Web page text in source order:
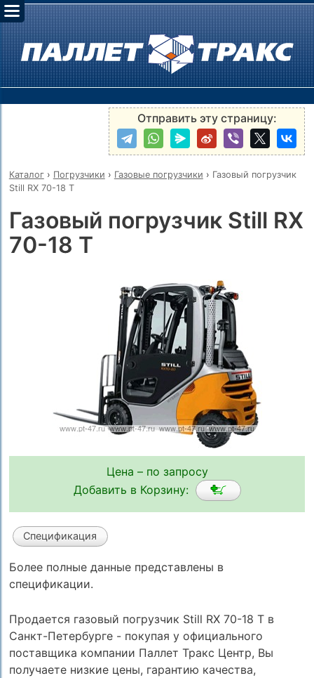
Отправить эту страницу:
Каталог› Погрузчики › Газовые погрузчики › Газовый погрузчик
Still RX 70-18 T
Газовый погрузчик Still RX
70-18 T
Цена – по запросу
Добавить в Корзину:
Спецификация
Более полные данные представлены в
спецификации.
Продается газовый погрузчик Still RX 70-18 T в
Санкт-Петербурге - покупая у официального
поставщика компании Паллет Тракс Центр, Вы
получаете низкие цены, гарантию качества,